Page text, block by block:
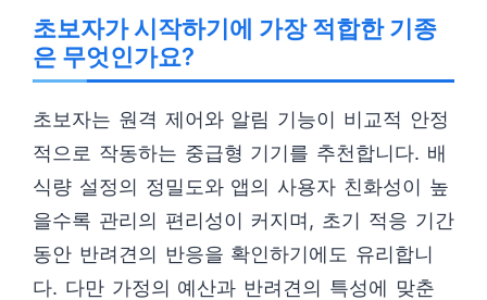
초보자가 시작하기에 가장 적합한 기종
은 무엇인가요?
초보자는 원격 제어와 알림 기능이 비교적 안정
적으로 작동하는 중급형 기기를 추천합니다. 배
식량 설정의 정밀도와 앱의 사용자 친화성이 높
을수록 관리의 편리성이 커지며, 초기 적응 기간
동안 반려견의 반응을 확인하기에도 유리합니
다. 다만 가정의 예산과 반려견의 특성에 맞춘